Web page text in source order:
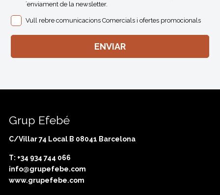
´enviament de la newsletter.
Vull rebre comunicacions Comercials i ofertes promocionals
Grup Efebé
C/Villar 74 Local B 08041 Barcelona
T: +34 934 744 066
info@grupefebe.com
www.grupefebe.com